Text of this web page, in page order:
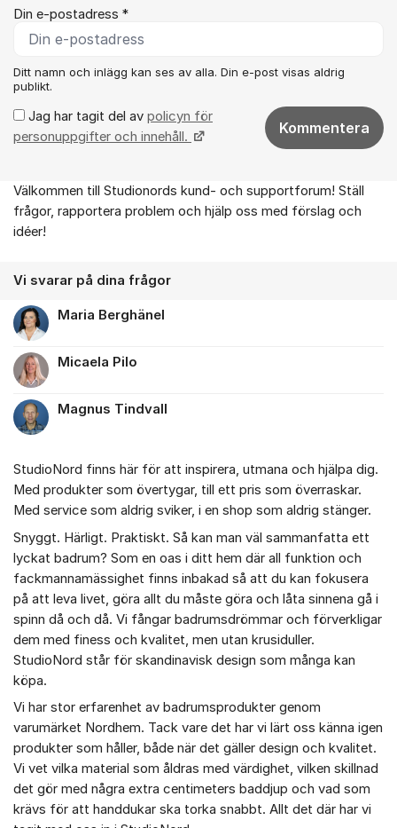
Din e-postadress *
Ditt namn och inlägg kan ses av alla. Din e-post visas aldrig
publikt.
Jag har tagit del av policyn för
personuppgifter och innehåll.
Kommentera
Om forumet
Välkommen till Studionords kund- och supportforum! Ställ
frågor, rapportera problem och hjälp oss med förslag och
idéer!
Vi svarar på dina frågor
Maria Berghänel
Micaela Pilo
Magnus Tindvall
StudioNord finns här för att inspirera, utmana och hjälpa dig.
Med produkter som övertygar, till ett pris som överraskar.
Med service som aldrig sviker, i en shop som aldrig stänger.
Snyggt. Härligt. Praktiskt. Så kan man väl sammanfatta ett
lyckat badrum? Som en oas i ditt hem där all funktion och
fackmannamässighet finns inbakad så att du kan fokusera
på att leva livet, göra allt du måste göra och låta sinnena gå i
spinn då och då. Vi fångar badrumsdrömmar och förverkligar
dem med finess och kvalitet, men utan krusiduller.
StudioNord står för skandinavisk design som många kan
köpa.
Vi har stor erfarenhet av badrumsprodukter genom
varumärket Nordhem. Tack vare det har vi lärt oss känna igen
produkter som håller, både när det gäller design och kvalitet.
Vi vet vilka material som åldras med värdighet, vilken skillnad
det gör med några extra centimeters baddjup och vad som
krävs för att handdukar ska torka snabbt. Allt det där har vi